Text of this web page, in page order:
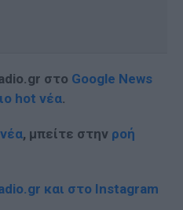
στο Google News
hot νέα.
νέα, μπείτε στην ροή
και στο Instagram